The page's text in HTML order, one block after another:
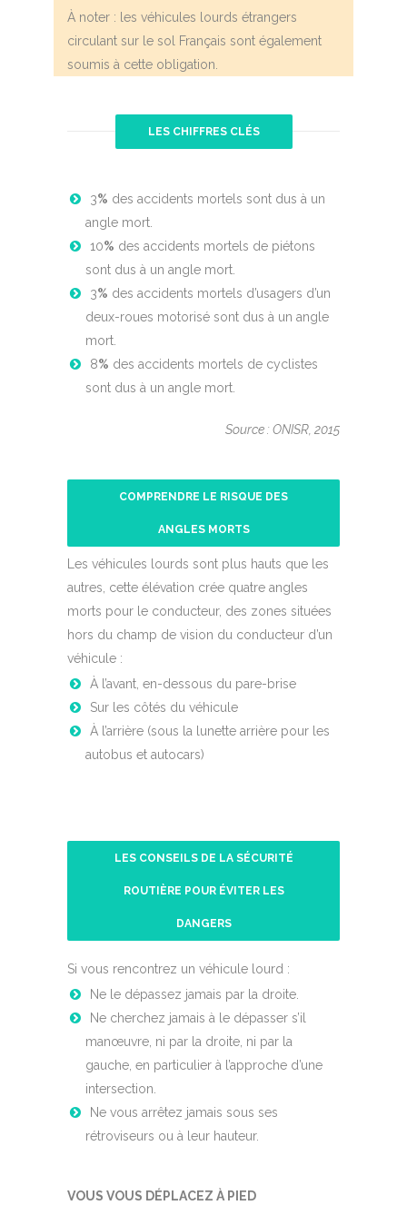
À noter : les véhicules lourds étrangers
circulant sur le sol Français sont également
soumis à cette obligation.
LES CHIFFRES CLÉS
3% des accidents mortels sont dus à un
angle mort.
10% des accidents mortels de piétons
sont dus à un angle mort.
3% des accidents mortels d’usagers d’un
deux-roues motorisé sont dus à un angle
mort.
8% des accidents mortels de cyclistes
sont dus à un angle mort.
Source : ONISR, 2015
COMPRENDRE LE RISQUE DES
ANGLES MORTS
Les véhicules lourds sont plus hauts que les
autres, cette élévation crée quatre angles
morts pour le conducteur, des zones situées
hors du champ de vision du conducteur d’un
véhicule :
À l’avant, en-dessous du pare-brise
Sur les côtés du véhicule
À l’arrière (sous la lunette arrière pour les
autobus et autocars)
LES CONSEILS DE LA SÉCURITÉ
ROUTIÈRE POUR ÉVITER LES
DANGERS
VOUS CIRCULER À DEUX-ROUES
Si vous rencontrez un véhicule lourd :
Ne le dépassez jamais par la droite.
Ne cherchez jamais à le dépasser s’il
manœuvre, ni par la droite, ni par la
gauche, en particulier à l’approche d’une
intersection.
Ne vous arrêtez jamais sous ses
rétroviseurs ou à leur hauteur.
VOUS VOUS DÉPLACEZ À PIED